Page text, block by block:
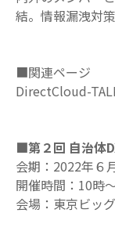
結。情報漏洩対
■関連ページ
DirectCloud-
■第２回 自治体
会期： 2022年６
開催時間： 10時
会場：東京ビッ